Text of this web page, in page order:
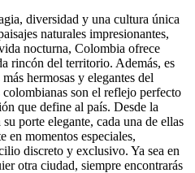
diversidad y una cultura única
naturales impresionantes,
nocturna, Colombia ofrece
rincón del territorio. Además, es
hermosas y elegantes del
son el reflejo perfecto
que define al país. Desde la
porte elegante, cada una de ellas
en momentos especiales,
discreto y exclusivo. Ya sea en
otra ciudad, siempre encontrarás